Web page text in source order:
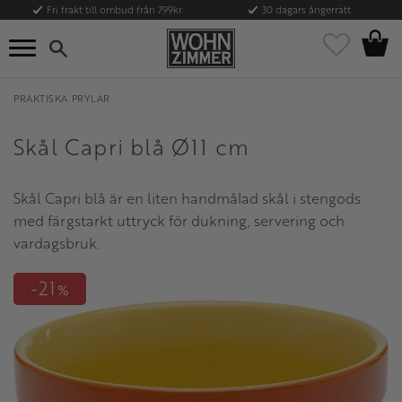
Meny
Fri frakt till ombud från 799kr 30 dagars ångerrätt
Favoriter
PRAKTISKA PRYLAR
Skål Capri blå Ø11 cm
Skål Capri blå är en liten handmålad skål i stengods
med färgstarkt uttryck för dukning, servering och
vardagsbruk.
21 %